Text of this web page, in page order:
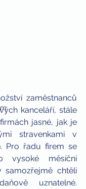
zaměstnanců
kanceláří, stále
jasné, jak je
stravenkami v
Pro řadu firem se
vysoké měsíční
samozřejmě chtěli
uznatelné.